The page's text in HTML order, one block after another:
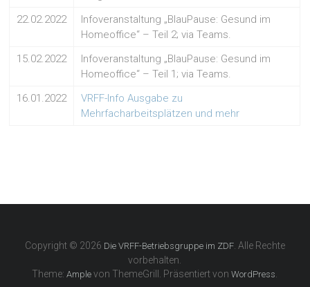
22.02.2022
Infoveranstaltung „BlauPause: Gesund im
Homeoffice“ – Teil 2; via Teams.
15.02.2022
Infoveranstaltung „BlauPause: Gesund im
Homeoffice“ – Teil 1; via Teams.
16.01.2022
VRFF-Info Ausgabe zu
Mehrfacharbeitsplätzen und mehr
Copyright © 2026 Die VRFF-Betriebsgruppe im ZDF. Alle Rechte
vorbehalten.
Theme:Ample von ThemeGrill. Präsentiert vonWordPress